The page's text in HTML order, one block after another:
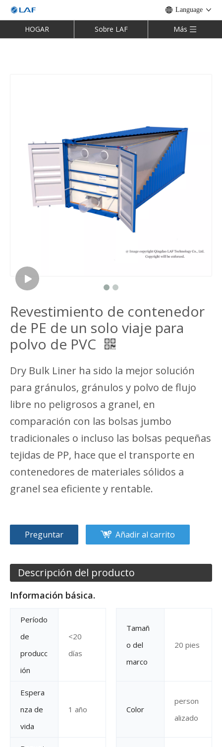
Language
HOGAR Sobre LAF Más
Revestimiento de contenedor
de PE de un solo viaje para
polvo de PVC
Dry Bulk Liner ha sido la mejor solución
para gránulos, gránulos y polvo de flujo
libre no peligrosos a granel, en
comparación con las bolsas jumbo
tradicionales o incluso las bolsas pequeñas
tejidas de PP, hace que el transporte en
contenedores de materiales sólidos a
granel sea eficiente y rentable.
Preguntar Añadir al carrito
Descripción del producto
Información básica.
Período
de
producc
ión
<20
días
Tamañ
o del
marco
20 pies
Espera
nza de
vida
1 año Color
person
alizado